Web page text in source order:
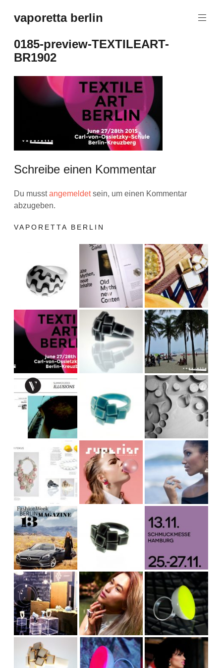
Inhalt
vaporetta berlin
0185-preview-TEXTILEART-
BR1902
Schreibe einen Kommentar
Du musstangemeldetsein, um einen Kommentar
abzugeben.
VAPORETTA BERLIN